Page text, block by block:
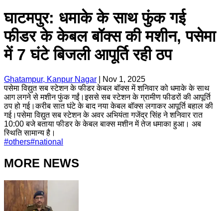
घाटमपुर: धमाके के साथ फुंक गई
फीडर के केबल बॉक्स की मशीन, पसेमा
में 7 घंटे बिजली आपूर्ति रही ठप
Ghatampur, Kanpur Nagar
Nov 1, 2025
पसेमा विद्युत सब स्टेशन के फीडर केबल बॉक्स में शनिवार को धमाके के साथ
आग लगने से मशीन फुंक गईं।इससे सब स्टेशन के ग्रामीण फीडरों की आपूर्ति
ठप हो गई।करीब सात घंटे के बाद नया केबल बॉक्स लगाकर आपूर्ति बहाल की
गई।पसेमा विद्युत सब स्टेशन के अवर अभियंता गजेंद्र सिंह ने शनिवार रात
10:00 बजे बताया फीडर के केबल बाक्स मशीन में तेज धमाका हुआ। अब
स्थिति सामान्य है।
#others#national
MORE NEWS